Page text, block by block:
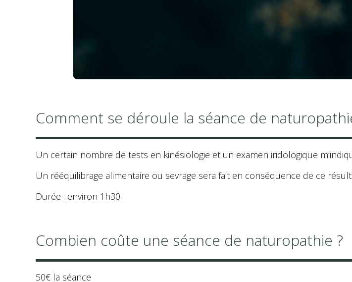
Comment se déroule la séance de
Un certain nombre de tests en kinésiologie et un examen iridologique
Un rééquilibrage alimentaire ou sevrage sera fait en conséquence de ce
Durée : environ 1h30
Combien coûte une séance de naturopathie ?
50€ la séance